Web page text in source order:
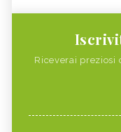
Riceverai